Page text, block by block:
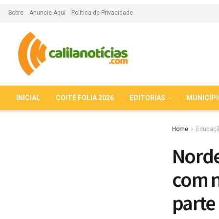
Sobre Anuncie Aqui Política de Privacidade
INICIAL COITÉ FOLIA 2026 EDITORIAS
Home
com